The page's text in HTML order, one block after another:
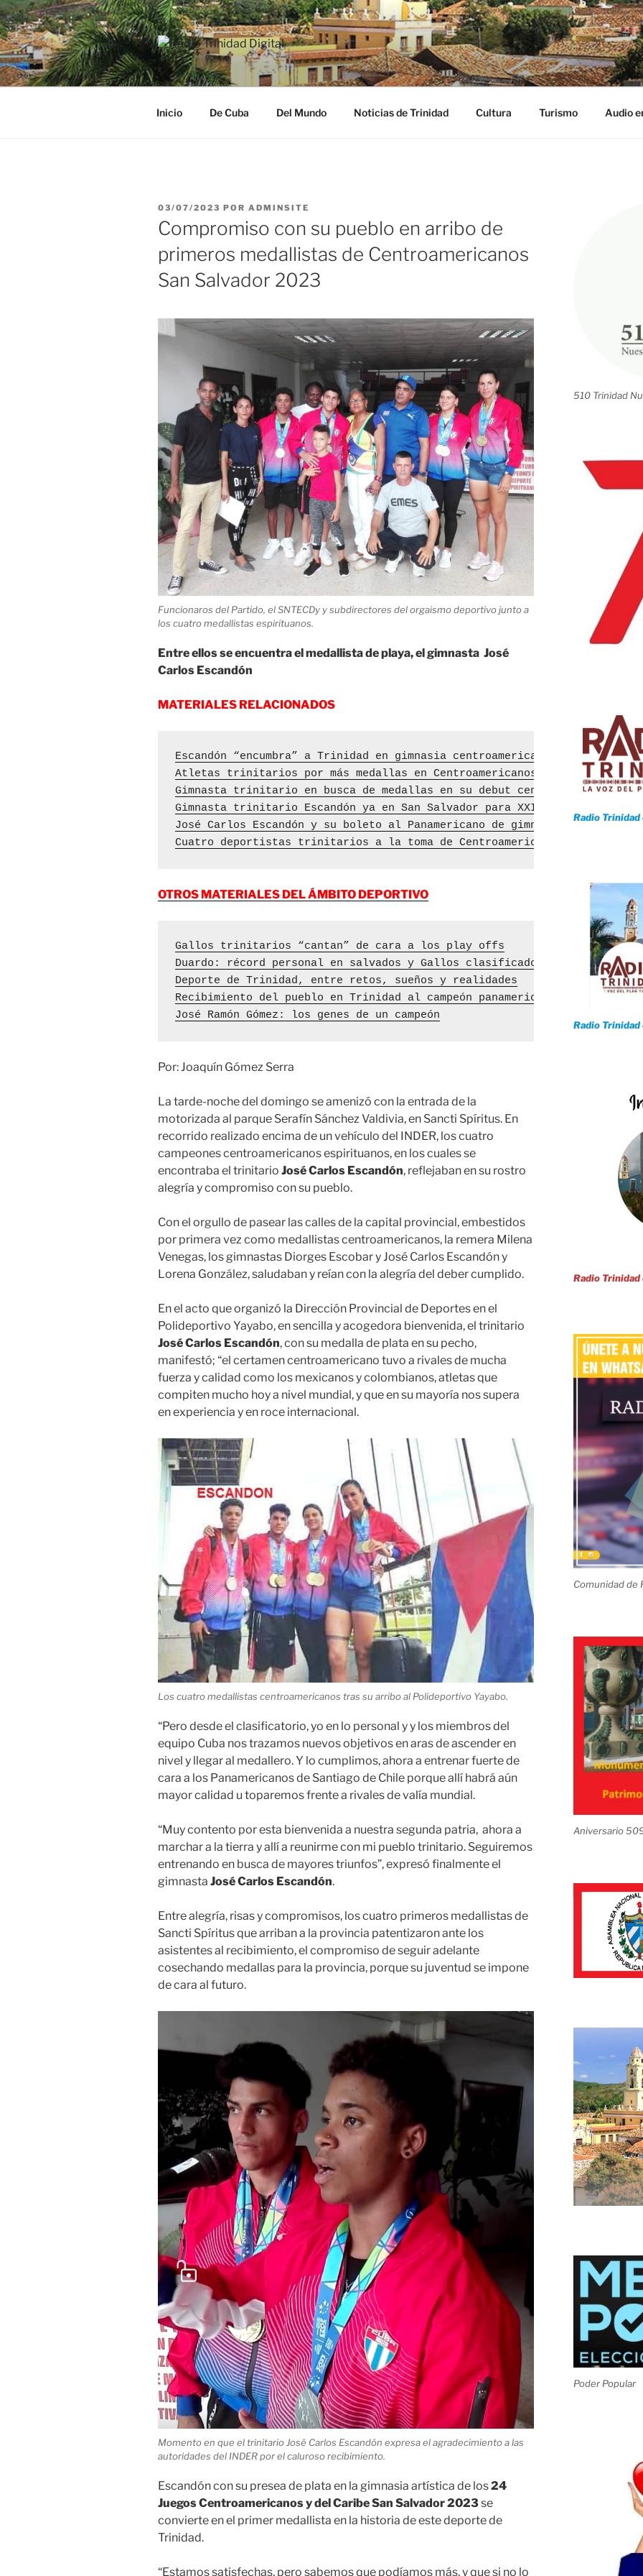
Saltar
al
contenido
RADIO TRINIDAD DIGITAL
Desde la Ciudad Museo del Caribe
Inicio De Cuba Del Mundo Noticias de Trinidad Cultura Turismo Audio
PUBLICADO
03/07/2023 POR ADMINSITE
Compromiso con su pueblo en arribo de
primeros medallistas de Centroamericanos
San Salvador 2023
Funcionaros del Partido, el SNTECDy y subdirectores del orgaismo deportivo junto a
los cuatro medallistas espirituanos.
Entre ellos se encuentra el medallista de playa, el gimnasta José
Carlos Escandón
MATERIALES RELACIONADOS
Escandón “encumbra” a Trinidad en gimnasia centroamericana
Atletas trinitarios por más medallas en Centroamericanos y del Caribe
Gimnasta trinitario en busca de medallas en su debut centroamericano
Gimnasta trinitario Escandón ya en San Salvador para XXIV Juegos
José Carlos Escandón y su boleto al Panamericano de gimnasia artística
Cuatro deportistas trinitarios a la toma de Centroamericanos y del
OTROS MATERIALES DEL ÁMBITO DEPORTIVO
Gallos trinitarios “cantan” de cara a los play offs
Duardo: récord personal en salvados y Gallos clasificados a postemporada
Deporte de Trinidad, entre retos, sueños y realidades
Recibimiento del pueblo en Trinidad al campeón panamericano de voleibol
José Ramón Gómez: los genes de un campeón
Por: Joaquín Gómez Serra
La tarde-noche del domingo se amenizó con la entrada de la
motorizada al parque Serafín Sánchez Valdivia, en Sancti Spíritus. En
recorrido realizado encima de un vehículo del INDER, los cuatro
campeones centroamericanos espirituanos, en los cuales se
encontraba el trinitario José Carlos Escandón, reflejaban en su rostro
alegría y compromiso con su pueblo.
Con el orgullo de pasear las calles de la capital provincial, embestidos
por primera vez como medallistas centroamericanos, la remera Milena
Venegas, los gimnastas Diorges Escobar y José Carlos Escandón y
Lorena González, saludaban y reían con la alegría del deber cumplido.
En el acto que organizó la Dirección Provincial de Deportes en el
Polideportivo Yayabo, en sencilla y acogedora bienvenida, el trinitario
José Carlos Escandón, con su medalla de plata en su pecho,
manifestó; “el certamen centroamericano tuvo a rivales de mucha
fuerza y calidad como los mexicanos y colombianos, atletas que
compiten mucho hoy a nivel mundial, y que en su mayoría nos supera
en experiencia y en roce internacional.
Los cuatro medallistas centroamericanos tras su arribo al Polideportivo Yayabo.
“Pero desde el clasificatorio, yo en lo personal y y los miembros del
equipo Cuba nos trazamos nuevos objetivos en aras de ascender en
nivel y llegar al medallero. Y lo cumplimos, ahora a entrenar fuerte de
cara a los Panamericanos de Santiago de Chile porque allí habrá aún
mayor calidad u toparemos frente a rivales de valía mundial.
“Muy contento por esta bienvenida a nuestra segunda patria, ahora a
marchar a la tierra y allí a reunirme con mi pueblo trinitario. Seguiremos
entrenando en busca de mayores triunfos”, expresó finalmente el
gimnasta José Carlos Escandón.
Entre alegría, risas y compromisos, los cuatro primeros medallistas de
Sancti Spíritus que arriban a la provincia patentizaron ante los
asistentes al recibimiento, el compromiso de seguir adelante
cosechando medallas para la provincia, porque su juventud se impone
de cara al futuro.
Momento en que el trinitario José Carlos Escandón expresa el agradecimiento a las
autoridades del INDER por el caluroso recibimiento.
Escandón con su presea de plata en la gimnasia artística de los24
Juegos Centroamericanos y del Caribe San Salvador 2023se
convierte en el primer medallista en la historia de este deporte de
Trinidad.
“Estamos satisfechas, pero sabemos que podíamos más, y que si no lo
510 Trinidad
Radio Trinidad
Radio
Radio Trinidad
Comunidad de
Aniversario
Poder Popular